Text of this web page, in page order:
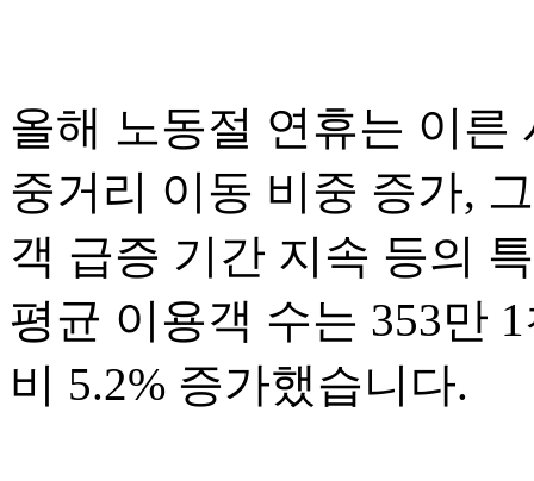
올해 노동절 연휴는 이른
중거리 이동 비중 증가,
객 급증 기간 지속 등의
평균 이용객 수는 353만
비 5.2% 증가했습니다.